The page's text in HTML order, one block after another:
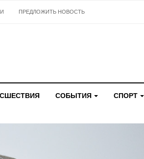
ПРЕДЛОЖИТЬ НОВОСТЬ
СОБЫТИЯ СПОРТ